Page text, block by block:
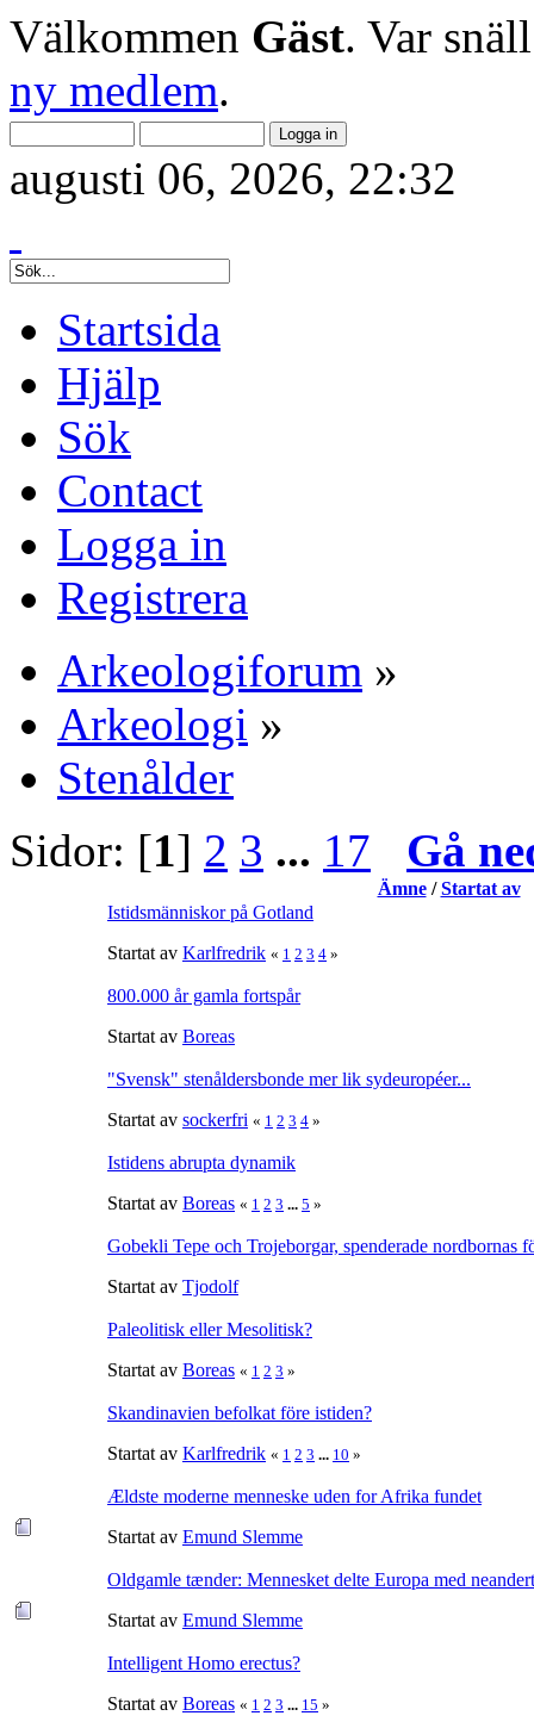
Välkommen Gäst. Var
ny medlem.
augusti 06, 2026, 22:32
Startsida
Hjälp
Sök
Contact
Logga in
Registrera
Arkeologiforum »
Arkeologi »
Stenålder
Sidor: [1] 2 3 ... 17 Gå
Ämne/Startat av
Istidsmänniskor på Gotland
Startat av Karlfredrik « 1 2 3 4 »
800.000 år gamla fortspår
Startat av Boreas
"Svensk" stenåldersbonde mer lik sydeuropéer...
Startat av sockerfri « 1 2 3 4 »
Istidens abrupta dynamik
Startat av Boreas « 1 2 3 ... 5 »
Gobekli Tepe och Trojeborgar, spenderade nordbornas
Startat av Tjodolf
Paleolitisk eller Mesolitisk?
Startat av Boreas « 1 2 3 »
Skandinavien befolkat före istiden?
Startat av Karlfredrik « 1 2 3 ... 10 »
Ældste moderne menneske uden for Afrika fundet
Startat av Emund Slemme
Oldgamle tænder: Mennesket delte Europa med
Startat av Emund Slemme
Intelligent Homo erectus?
Startat av Boreas « 1 2 3 ... 15 »